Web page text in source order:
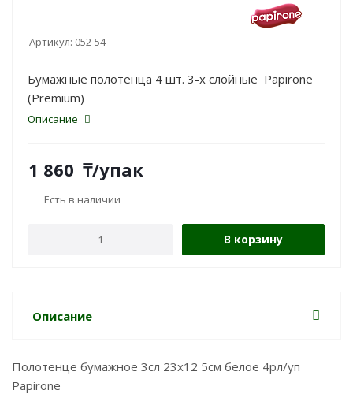
Артикул: 052-54
Бумажные полотенца 4 шт. 3-х слойные Papirone
(Premium)
Описание
1 860 ₸/упак
Есть в наличии
В корзину
Описание
Полотенце бумажное 3сл 23x12 5см белое 4рл/уп
Papirone